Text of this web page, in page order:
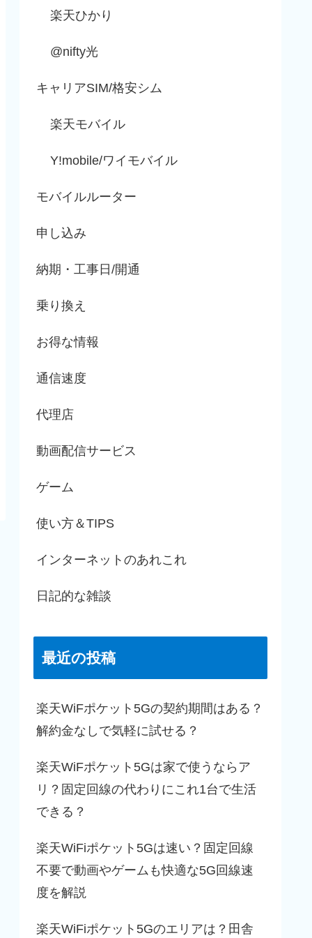
楽天ひかり
@nifty光
キャリアSIM/格安シム
楽天モバイル
Y!mobile/ワイモバイル
モバイルルーター
申し込み
納期・工事日/開通
乗り換え
お得な情報
通信速度
代理店
動画配信サービス
ゲーム
使い方＆TIPS
インターネットのあれこれ
日記的な雑談
最近の投稿
楽天WiFポケット5Gの契約期間はある？
解約金なしで気軽に試せる？
楽天WiFポケット5Gは家で使うならア
リ？固定回線の代わりにこれ1台で生活
できる？
楽天WiFiポケット5Gは速い？固定回線
不要で動画やゲームも快適な5G回線速
度を解説
楽天WiFiポケット5Gのエリアは？田舎